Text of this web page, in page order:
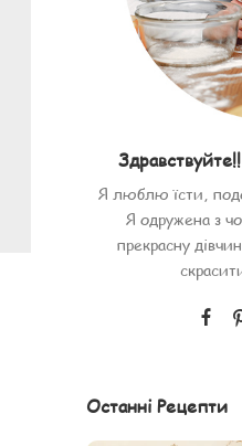
Я люблю їсти,
Я одружена з
прекрасну
Останні Рецепти